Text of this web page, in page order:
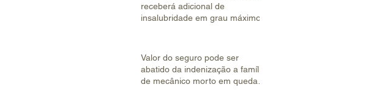
receberá adicional de
insalubridade em grau máximo
Valor do seguro pode ser
abatido da indenização a família
de mecânico morto em queda